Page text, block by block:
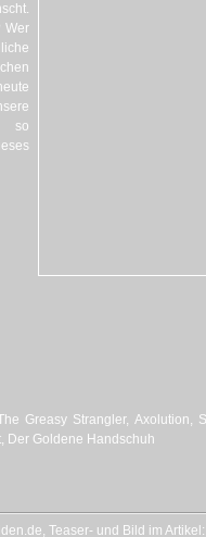
Wer
so
Greasy Strangler, Axolution,
Der Goldene Handschuh
Teaser- und Bild im